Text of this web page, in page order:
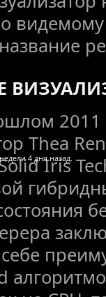
2011
Thea
Iris
себе